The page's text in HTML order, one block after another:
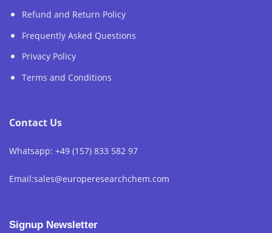
Refund and Return Policy
Frequently Asked Questions
Privacy Policy
Terms and Conditions
Contact Us
Whatsapp: +49 (157) 833 582 97
Email:sales@europeresearchchem.com
Signup Newsletter